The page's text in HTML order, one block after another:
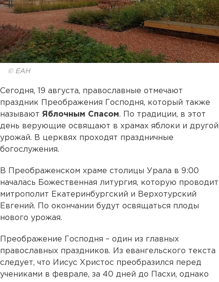
© ЕАН
Сегодня, 19 августа, православные отмечают
праздник Преображения Господня, который также
называют Яблочным Спасом. По традиции, в этот
день верующие освящают в храмах яблоки и другой
урожай. В церквях проходят праздничные
богослужения.
В Преображенском храме столицы Урала в 9:00
началась Божественная литургия, которую проводит
митрополит Екатеринбургский и Верхотурский
Евгений. По окончании будут освящаться плоды
нового урожая.
Преображение Господня – один из главных
православных праздников. Из евангельского текста
следует, что Иисус Христос преобразился перед
учениками в феврале, за 40 дней до Пасхи, однако